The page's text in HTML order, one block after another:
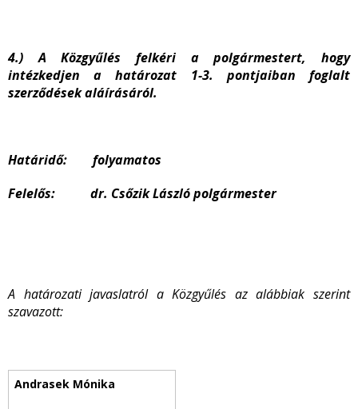
4.) A Közgyűlés felkéri a polgármestert, hogy
intézkedjen a határozat 1-3. pontjaiban foglalt
szerződések aláírásáról.
Határidő: folyamatos
Felelős: dr. Csőzik László polgármester
A határozati javaslatról a Közgyűlés az alábbiak szerint
szavazott: